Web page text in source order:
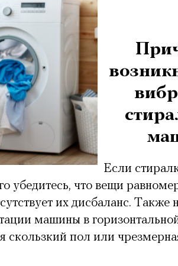
Если
убедитесь, что вещи
их дисбаланс. Также
машины в
скользкий пол или